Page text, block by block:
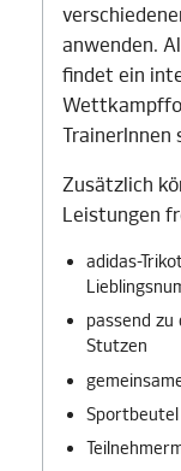
anwenden.
findet ein
TrainerInnen
Zusätzlich
Leistungen
adidas-
passend zu
Stutzen
Sportbeutel